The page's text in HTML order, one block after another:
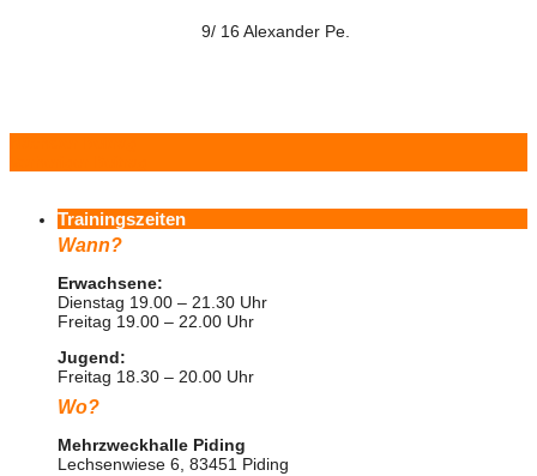
9/ 16 Alexander Pe.
Trainingszeiten
Wann?
Erwachsene:
Dienstag 19.00 – 21.30 Uhr
Freitag 19.00 – 22.00 Uhr
Jugend:
Freitag 18.30 – 20.00 Uhr
Wo?
Mehrzweckhalle Piding
Lechsenwiese 6, 83451 Piding